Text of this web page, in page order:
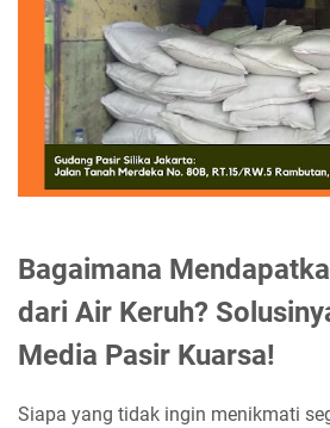
Bagaimana
dari Air Keruh?
Media Pasir Kuarsa!
Siapa yang tidak ingin menikmati